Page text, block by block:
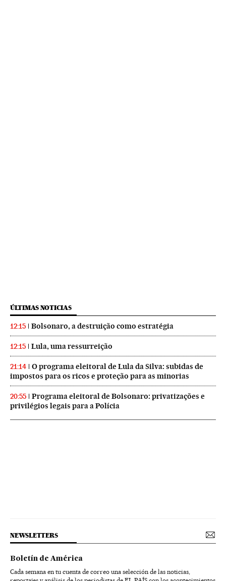
ÚLTIMAS NOTICIAS
12:15 Bolsonaro, a destruição como estratégia
12:15 Lula, uma ressurreição
21:14
O programa eleitoral de Lula da Silva: subidas de
impostos para os ricos e proteção para as minorias
20:55
Programa eleitoral de Bolsonaro: privatizações e
privilégios legais para a Polícia
NEWSLETTERS
Boletín de América
Cada semana en tu cuenta de correo una selección de las noticias,